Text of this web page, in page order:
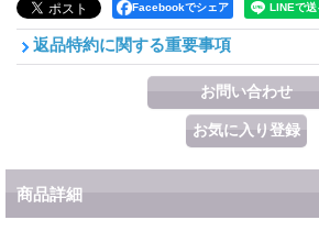
Facebookでシェア
返品特約に関する重要事項
商品詳細